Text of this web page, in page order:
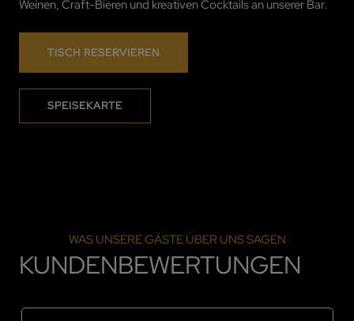
Weinen, Craft-Bieren und kreativen Cocktails an unserer Bar.
SPEISEKARTE
TISCH RESERVIEREN
WAS UNSERE GÄSTE ÜBER UNS SAGEN
KUNDENBEWERTUNGEN